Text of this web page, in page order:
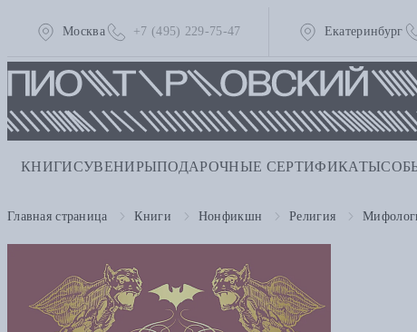
Москва +7 (495) 229-75-47 Екатеринбург
КНИГИСУВЕНИРЫПОДАРОЧНЫЕ СЕРТИФИКАТЫ
Главная страница Книги Нонфикшн Религия